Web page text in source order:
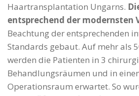
Haartransplantation Ungarns.
entsprechend der modernsten
Beachtung der entsprechenden
Standards gebaut. Auf mehr als
werden die Patienten in 3
Behandlungsräumen und in
Operationsraum erwartet. So